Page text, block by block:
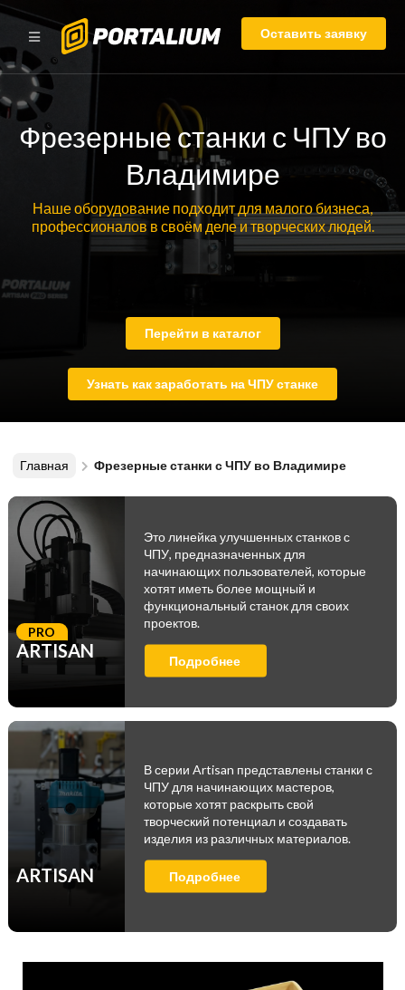
Оставить заявку
Фрезерные станки с ЧПУ во
Владимире
Наше оборудование подходит для малого бизнеса,
профессионалов в своём деле и творческих людей.
Перейти в каталог
Узнать как заработать на ЧПУ станке
Главная Фрезерные станки с ЧПУ во Владимире
ARTISAN
PRO
Это линейка улучшенных станков с
ЧПУ, предназначенных для
начинающих пользователей, которые
хотят иметь более мощный и
функциональный станок для своих
проектов.
Подробнее
ARTISAN
В серии Artisan представлены станки с
ЧПУ для начинающих мастеров,
которые хотят раскрыть свой
творческий потенциал и создавать
изделия из различных материалов.
Подробнее